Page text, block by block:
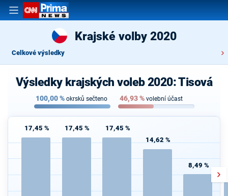
Krajské volby 2020
Celkové výsledky
Výsledky krajských voleb 2020: Tisová
100,00% okrsků sečteno 46,93% volební účast
17,45 % 17,45 % 17,45 %
14,62 %
8,49 %